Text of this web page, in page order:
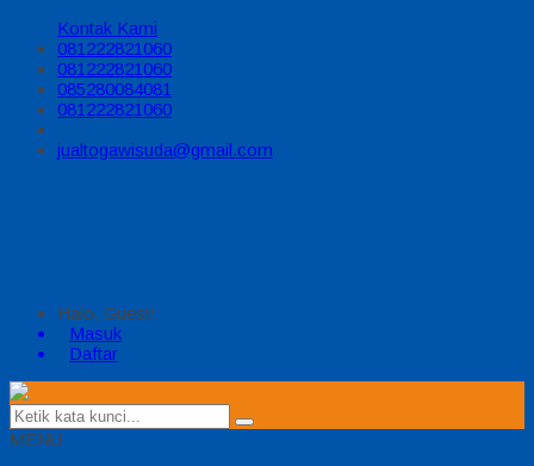
Kontak Kami
081222821060
081222821060
085280084081
081222821060
jualtogawisuda@gmail.com
Halo, Guest!
Masuk
Daftar
MENU